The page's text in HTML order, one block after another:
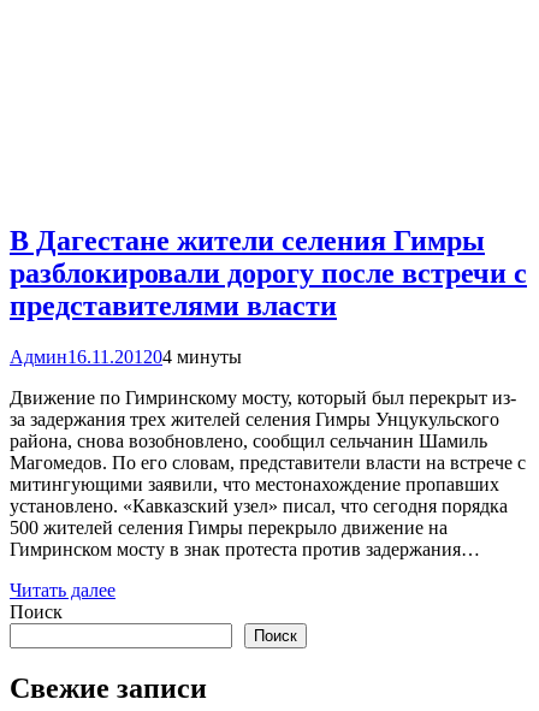
В Дагестане жители селения Гимры
разблокировали дорогу после встречи с
представителями власти
Админ16.11.201204 минуты
Движение по Гимринскому мосту, который был перекрыт из-
за задержания трех жителей селения Гимры Унцукульского
района, снова возобновлено, сообщил сельчанин Шамиль
Магомедов. По его словам, представители власти на встрече с
митингующими заявили, что местонахождение пропавших
установлено. «Кавказский узел» писал, что сегодня порядка
500 жителей селения Гимры перекрыло движение на
Гимринском мосту в знак протеста против задержания…
Читать далее
Поиск
Поиск
Свежие записи